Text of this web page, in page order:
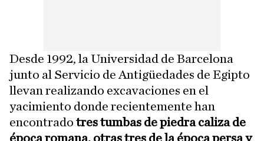
Desde 1992, la Universidad de Barcelona
junto al Servicio de Antigüedades de Egipto
llevan realizando excavaciones en el
yacimiento donde recientemente han
encontrado tres tumbas de piedra caliza de
época romana, otras tres de la época persa y